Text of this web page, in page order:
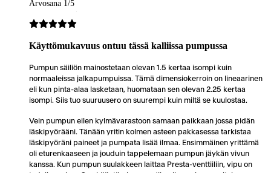
Arvosana 1/5
Käyttömukavuus ontuu tässä kalliissa pumpussa
Pumpun säiliön mainostetaan olevan 1.5 kertaa isompi kuin
normaaleissa jalkapumpuissa. Tämä dimensiokerroin on lineaarinen
eli kun pinta-alaa lasketaan, huomataan sen olevan 2.25 kertaa
isompi. Siis tuo suuruusero on suurempi kuin miltä se kuulostaa.
Vein pumpun eilen kylmävarastoon samaan paikkaan jossa pidän
läskipyörääni. Tänään yritin kolmen asteen pakkasessa tarkistaa
läskipyöräni paineet ja pumpata lisää ilmaa. Ensimmäinen yrittämä
oli eturenkaaseen ja jouduin tappelemaan pumpun jäykän vivun
kanssa. Kun pumpun suulakkeen laittaa Presta-venttiiliin, vipu on